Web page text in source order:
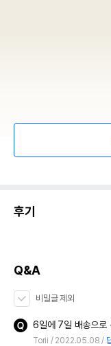
후기
Q&A
비밀글 제외
Torii 2022.05.08